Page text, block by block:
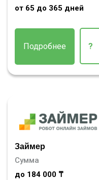
от 65 до 365 дней
Подробнее ?
Займер
Сумма
до 184 000 ₸